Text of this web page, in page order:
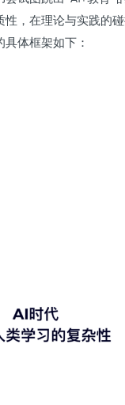
性，在理论与实践的
具体框架如下：